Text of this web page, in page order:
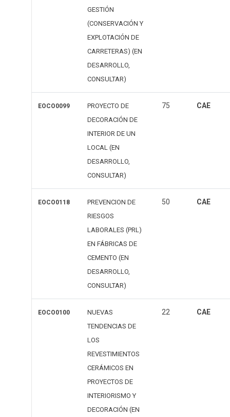
GESTIÓN
(CONSERVACIÓN Y
EXPLOTACIÓN DE
CARRETERAS) (EN
DESARROLLO,
CONSULTAR)
EOCO0099
PROYECTO DE
DECORACIÓN DE
INTERIOR DE UN
LOCAL (EN
DESARROLLO,
CONSULTAR)
75 CAE
EOCO0118
PREVENCION DE
RIESGOS
LABORALES (PRL)
EN FÁBRICAS DE
CEMENTO (EN
DESARROLLO,
CONSULTAR)
50 CAE
EOCO0100
NUEVAS
TENDENCIAS DE
LOS
REVESTIMIENTOS
CERÁMICOS EN
PROYECTOS DE
INTERIORISMO Y
DECORACIÓN (EN
22 CAE